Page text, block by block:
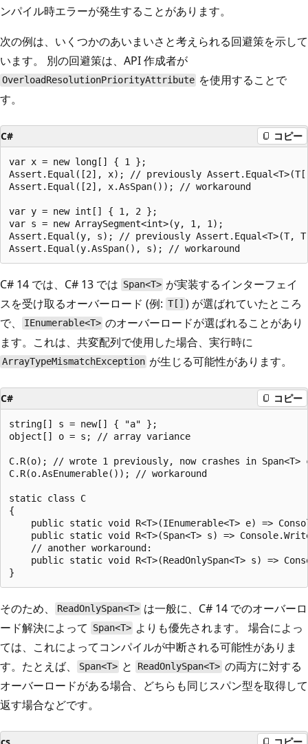
ンパイル時エラーが発生することがあります。
次の例は、いくつかのあいまいさと考えられる回避策を示して
います。 別の回避策は、API 作成者が
OverloadResolutionPriorityAttribute を使用することで
す。
C# コピー
var x = new long[] { 1 };
Assert.Equal([2], x); // previously Assert.Equal<T>(T[],
Assert.Equal([2], x.AsSpan()); // workaround
var y = new int[] { 1, 2 };
var s = new ArraySegment<int>(y, 1, 1);
Assert.Equal(y, s); // previously Assert.Equal<T>(T, T),
C# 14 では、C# 13 では Span<T> が実装するインターフェイ
スを受け取るオーバーロード (例: T[] ) が選ばれていたところ
で、
IEnumerable<T> のオーバーロードが選ばれることがあり
ます。これは、共変配列で使用した場合、実行時に
ArrayTypeMismatchException が生じる可能性があります。
C# コピー
string[] s = new[] { "a" };
object[] o = s; // array variance
C.R(o); // wrote 1 previously, now crashes in Span<T>
C.R(o.AsEnumerable()); // workaround
static class C
{
public static void R<T>(IEnumerable<T> e) =>
public static void R<T>(Span<T> s) =>
    // another workaround:
public static void R<T>(ReadOnlySpan<T> s) =>
そのため、 ReadOnlySpan<T> は一般に、C# 14 でのオーバーロ
ード解決によって
Span<T> よりも優先されます。 場合によっ
ては、これによってコンパイルが中断される可能性がありま
す。たとえば、
Span<T> と ReadOnlySpan<T> の両方に対する
オーバーロードがある場合、どちらも同じスパン型を取得して
返す場合などです。
cs